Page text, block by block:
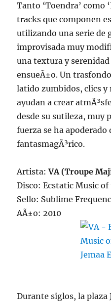
Tanto ‘Toendra’ como
tracks que componen
utilizando una serie de
improvisada muy
una textura y
ensueÃ±o. Un
latido zumbidos, clics y
ayudan a crear
desde su sutileza, muy
fuerza se ha
fantasmagÃ³rico.
Artista:VA (Troupe
Disco: Ecstatic Music of
Sello: Sublime
AÃ±o: 2010
Durante siglos, la plaza